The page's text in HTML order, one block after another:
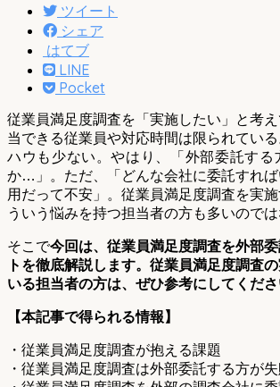
ツイート
シェア
はてブ
LINE
Pocket
従業員満足度調査を「実施したい」と考
当できる従業員や対応時間は限られてい
ハウも少ない。やはり、「外部委託する
か…」。ただ、「どんな会社に委託すれ
用だって不安」。従業員満足度調査を実
ういう悩みを持つ担当者の方も多いのでは
そこで今回は、従業員満足度調査を外部
トを徹底解説します。従業員満足度調査
いる担当者の方は、ぜひ参考にしてくだ
【本記事で得られる情報】
・従業員満足度調査が抱える課題
・従業員満足度調査は外部委託する方が